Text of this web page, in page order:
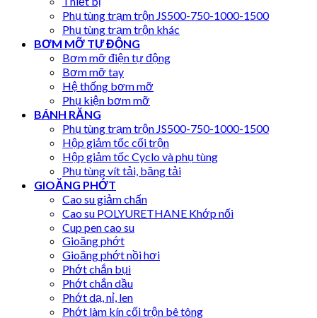
Phụ tùng trạm trộn JS500-750-1000-1500
Phụ tùng trạm trộn khác
BƠM MỠ TỰ ĐỘNG
Bơm mỡ điện tự động
Bơm mỡ tay
Hệ thống bơm mỡ
Phụ kiện bơm mỡ
BÁNH RĂNG
Phụ tùng trạm trộn JS500-750-1000-1500
Hộp giảm tốc cối trộn
Hộp giảm tốc Cyclo và phụ tùng
Phụ tùng vít tải, băng tải
GIOĂNG PHỚT
Cao su giảm chấn
Cao su POLYURETHANE Khớp nối
Cup pen cao su
Gioăng phớt
Gioăng phớt nồi hơi
Phớt chắn bụi
Phớt chắn dầu
Phớt dạ, nỉ, len
Phớt làm kín cối trộn bê tông